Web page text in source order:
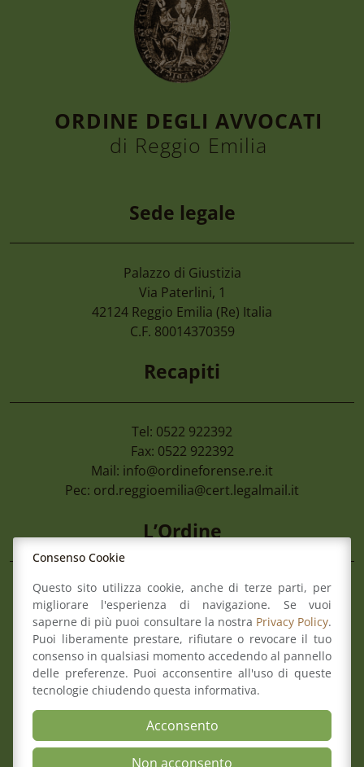
4 Agosto 2026
Cimone 2027 59° Campionato
Magistrati
ORDINE DEGLI AVVOCATI
di Reggio Emilia
Sede legale
Palazzo di Giustizia
Via Paterlini, 1
42124 Reggio Emilia (Re) Italia
C.F. 80014370359
Recapiti
Tel: 0522 922392
Fax: 0522 922392
Mail: info@ordineforense.re.it
Pec: ord.reggioemilia@cert.legalmail.it
L’Ordine
Composizione del Consiglio
Commissioni
Comitato pari opportunità
Osservatori
Richiesta pareri di congruità
Verbali del Consiglio
Aree
Consenso Cookie
Questo sito utilizza cookie, anche di terze parti, per
migliorare l'esperienza di navigazione. Se vuoi
saperne di più puoi consultare la nostra Privacy Policy.
Puoi liberamente prestare, rifiutare o revocare il tuo
consenso in qualsiasi momento accedendo al pannello
delle preferenze. Puoi acconsentire all'uso di queste
tecnologie chiudendo questa informativa.
Acconsento
Non acconsento